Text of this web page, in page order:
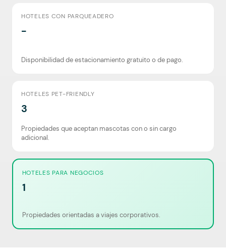
HOTELES CON PARQUEADERO
-
Disponibilidad de estacionamiento gratuito o de pago.
HOTELES PET-FRIENDLY
3
Propiedades que aceptan mascotas con o sin cargo
adicional.
HOTELES PARA NEGOCIOS
1
Propiedades orientadas a viajes corporativos.